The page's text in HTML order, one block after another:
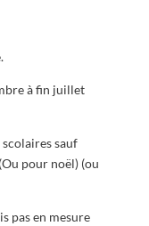
à fin juillet
sauf
pour noël) (ou
pas en mesure